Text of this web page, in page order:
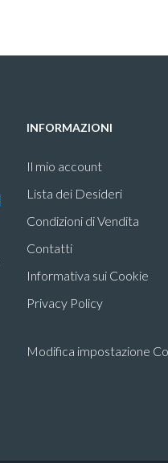
INFORMAZIONI
Il mio account
Lista dei Desideri
Condizioni di Vendita
Contatti
Informativa sui Cookie
Privacy Policy
Modifica impostazione